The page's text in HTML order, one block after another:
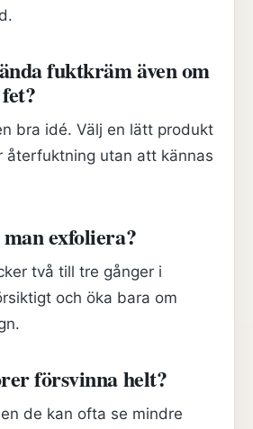
fuktkräm även om
bra idé. Välj en lätt produkt
återfuktning utan att kännas
exfoliera?
två till tre gånger i
och öka bara om
försvinna helt?
de kan ofta se mindre